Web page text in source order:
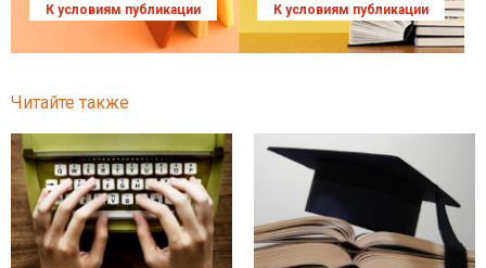
К условиям публикации К условиям публикации
Читайте также